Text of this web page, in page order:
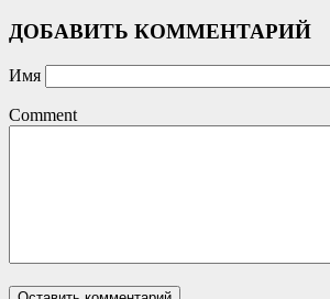
ДОБАВИТЬ КОММЕНТАРИЙ
Имя
Comment